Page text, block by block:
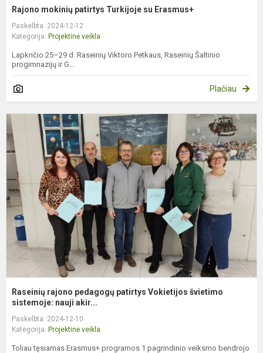
Rajono mokinių patirtys Turkijoje su Erasmus+
Paskelbta: 2024-12-12
Kategorija: Projektinė veikla
Lapkričio 25–29 d. Raseinių Viktoro Petkaus, Raseinių Šaltinio
progimnazijų ir G...
Plačiau
Raseinių rajono pedagogų patirtys Vokietijos švietimo
sistemoje: nauji akir...
Paskelbta: 2024-12-10
Kategorija: Projektinė veikla
Toliau tęsiamas Erasmus+ programos 1 pagrindinio veiksmo bendrojo